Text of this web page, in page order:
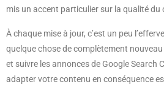
mis un accent particulier sur la qualité
À chaque mise à jour, c’est un peu
quelque chose de complètement
et suivre les annonces de Google Search
adapter votre contenu en conséquence